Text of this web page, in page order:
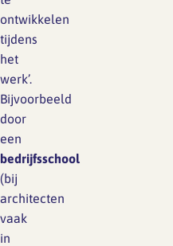
ontwikkelen
tijdens
het
werk’.
Bijvoorbeeld
door
een
bedrijfsschool
(bij
architecten
vaak
in